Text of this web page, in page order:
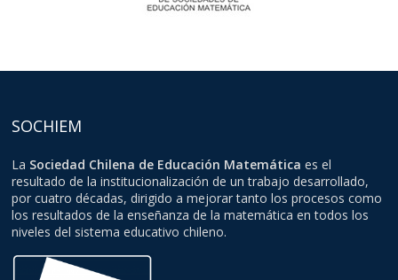
SOCHIEM
La Sociedad Chilena de Educación Matemática es el
resultado de la institucionalización de un trabajo desarrollado,
por cuatro décadas, dirigido a mejorar tanto los procesos como
los resultados de la enseñanza de la matemática en todos los
niveles del sistema educativo chileno.